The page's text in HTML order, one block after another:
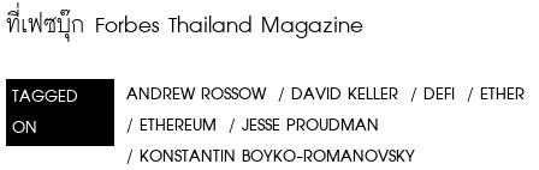
ที่เฟซบุ๊ก Forbes Thailand Magazine
TAGGED
ON
ANDREW ROSSOW / DAVID KELLER / DEFI / ETHER
/ ETHEREUM / JESSE PROUDMAN
/ KONSTANTIN BOYKO-ROMANOVSKY